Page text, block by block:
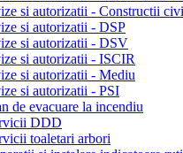
si autorizatii - Constructii
si autorizatii - DSP
si autorizatii - DSV
si autorizatii - ISCIR
si autorizatii - Mediu
si autorizatii - PSI
de evacuare la incendiu
DDD
toaletari arbori